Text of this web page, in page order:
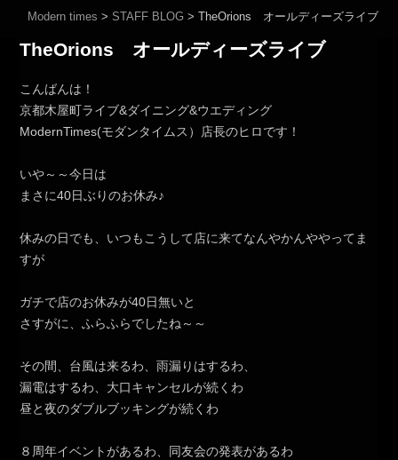
Modern times > STAFF BLOG > TheOrions オールディーズライブ
TheOrions オールディーズライブ
こんばんは！
京都木屋町ライブ&ダイニング&ウエディング
ModernTimes(モダンタイムス）店長のヒロです！
いや～～今日は
まさに40日ぶりのお休み♪
休みの日でも、いつもこうして店に来てなんやかんややってま
すが
ガチで店のお休みが40日無いと
さすがに、ふらふらでしたね～～
その間、台風は来るわ、雨漏りはするわ、
漏電はするわ、大口キャンセルが続くわ
昼と夜のダブルブッキングが続くわ
８周年イベントがあるわ、同友会の発表があるわ